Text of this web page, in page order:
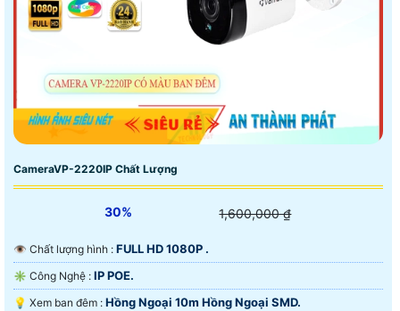
CameraVP-2220IP Chất Lượng
30% 1,600,000 ₫
👁 Chất lượng hình : FULL HD 1080P .
✳️ Công Nghệ : IP POE.
💡 Xem ban đêm : Hồng Ngoại 10m Hồng Ngoại SMD.